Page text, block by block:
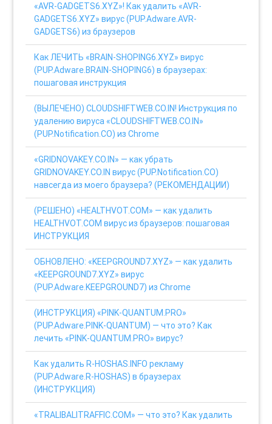
«AVR-GADGETS6.XYZ»! Как удалить «AVR-
GADGETS6.XYZ» вирус (PUP.Adware.AVR-
GADGETS6) из браузеров
Как ЛЕЧИТЬ «BRAIN-SHOPING6.XYZ» вирус
(PUP.Adware.BRAIN-SHOPING6) в браузерах:
пошаговая инструкция
(ВЫЛЕЧЕНО) CLOUDSHIFTWEB.CO.IN! Инструкция по
удалению вируса «CLOUDSHIFTWEB.CO.IN»
(PUP.Notification.CO) из Chrome
«GRIDNOVAKEY.CO.IN» — как убрать
GRIDNOVAKEY.CO.IN вирус (PUP.Notification.CO)
навсегда из моего браузера? (РЕКОМЕНДАЦИИ)
(РЕШЕНО) «HEALTHVOT.COM» — как удалить
HEALTHVOT.COM вирус из браузеров: пошаговая
ИНСТРУКЦИЯ
ОБНОВЛЕНО: «KEEPGROUND7.XYZ» — как удалить
«KEEPGROUND7.XYZ» вирус
(PUP.Adware.KEEPGROUND7) из Chrome
(ИНСТРУКЦИЯ) «PINK-QUANTUM.PRO»
(PUP.Adware.PINK-QUANTUM) — что это? Как
лечить «PINK-QUANTUM.PRO» вирус?
Как удалить R-HOSHAS.INFO рекламу
(PUP.Adware.R-HOSHAS) в браузерах
(ИНСТРУКЦИЯ)
«TRALIBALITRAFFIC.COM» — что это? Как удалить